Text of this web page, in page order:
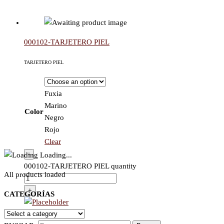
000102-TARJETERO PIEL
TARJETERO PIEL
Color
Fuxia
Marino
Negro
Rojo
Clear
-
000102-TARJETERO PIEL quantity
+
Loading...
All products loaded
CATEGORÍAS